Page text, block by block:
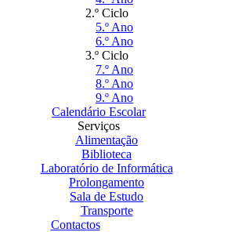
2.º Ciclo
5.º Ano
6.º Ano
3.º Ciclo
7.º Ano
8.º Ano
9.º Ano
Calendário Escolar
Serviços
Alimentação
Biblioteca
Laboratório de Informática
Prolongamento
Sala de Estudo
Transporte
Contactos